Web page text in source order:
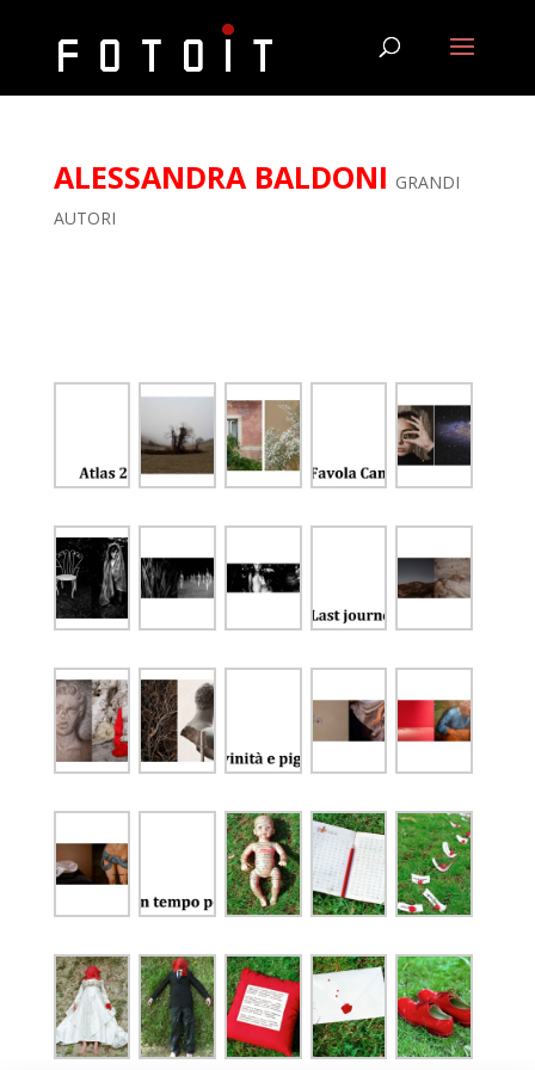
ALESSANDRA BALDONI GRANDI
AUTORI